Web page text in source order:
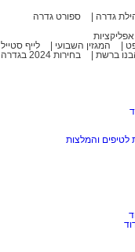
גדרה ספורט גדרה
המגזין השבועי לייף סטייל
ברשת
בחירות 2024 בגדרה
והמלצות